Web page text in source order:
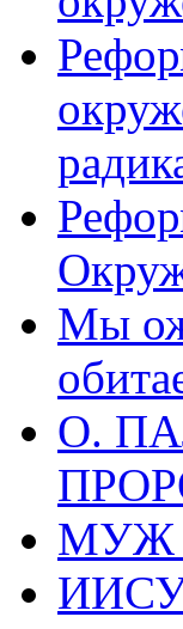
Мы
О.
МУЖ